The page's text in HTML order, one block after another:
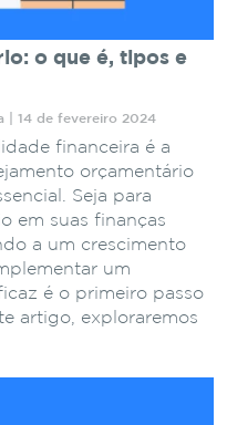
o que é, tipos e
| 14 de fevereiro 2024
financeira é a
orçamentário
Seja para
em suas finanças
a um crescimento
um
é o primeiro passo
artigo, exploraremos